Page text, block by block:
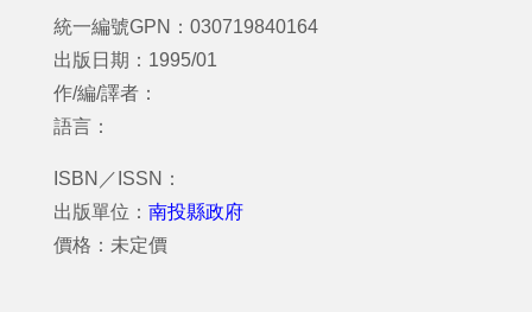
統一編號GPN：030719840164
出版日期：1995/01
作/編/譯者：
語言：
ISBN／ISSN：
出版單位： 南投縣政府
價格：未定價